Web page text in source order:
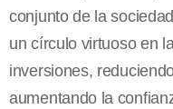
conjunto de la
un círculo virtuoso en
inversiones,
aumentando la